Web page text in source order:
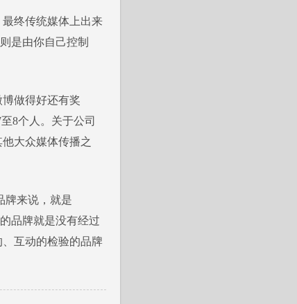
终传统媒体上出来
是由你自己控制
做得好还有奖
8个人。关于公司
大众媒体传播之
来说，就是
品牌就是没有经过
互动的检验的品牌